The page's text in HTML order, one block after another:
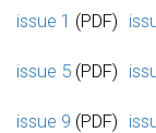
issue 1 (PDF)
issue 5 (PDF)
issue 9 (PDF)